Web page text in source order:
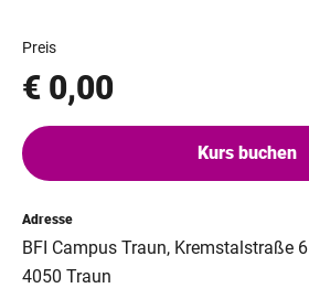
Adresse
BFI Campus Traun, Kremstalstraße 6
4050 Traun
Preis
€ 0,00
Kurs buchen